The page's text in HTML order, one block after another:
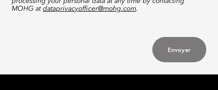
MOHG at dataprivacyofficer@mohg.com.
Envoyer